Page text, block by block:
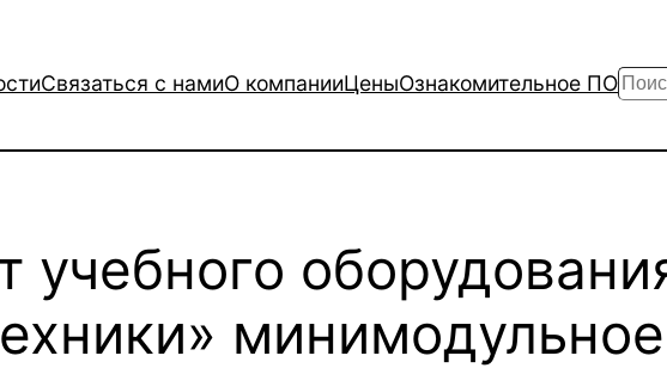
Связаться с намиО компанииЦеныОзнакомительное ПО
учебного
минимодульное